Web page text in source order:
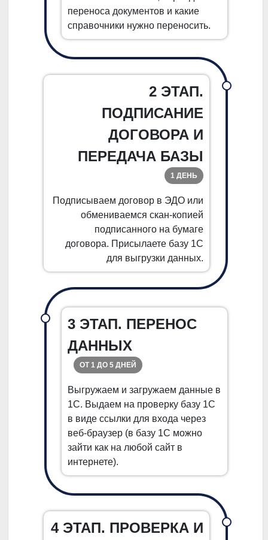
переноса документов и какие
справочники нужно переносить.
2 ЭТАП.
ПОДПИСАНИЕ
ДОГОВОРА И
ПЕРЕДАЧА БАЗЫ
1 ДЕНЬ
Подписываем договор в ЭДО или
обмениваемся скан-копией
подписанного на бумаге
договора. Присылаете базу 1С
для выгрузки данных.
3 ЭТАП. ПЕРЕНОС
ДАННЫХ
ОТ 1 ДО 5 ДНЕЙ
Выгружаем и загружаем данные в
1С. Выдаем на проверку базу 1С
в виде ссылки для входа через
веб-браузер (в базу 1С можно
зайти как на любой сайт в
интернете).
4 ЭТАП. ПРОВЕРКА И